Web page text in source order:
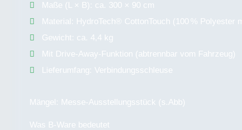
Maße (L × B): ca. 300 × 90 cm
Material: HydroTech® CottonTouch (100 % Polyester
Gewicht: ca. 4,4 kg
Mit Drive-Away-Funktion (abtrennbar vom Fahrzeug)
Lieferumfang: Verbindungsschleuse
Mängel: Messe-Ausstellungsstück (s.Abb)
Was B-Ware bedeutet